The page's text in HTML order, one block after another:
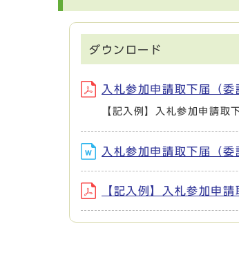
ダウンロード
入札参加申請取下届（
【記入例】入札参加申請取
入札参加申請取下届（
【記入例】入札参加申